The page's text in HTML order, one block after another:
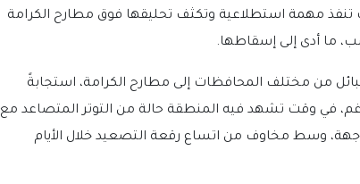
تنفذ مهمة استطلاعية وتكثف تحليقها فوق مطارح الكرامة
ما أدى إلى إسقاطها.
من مختلف المحافظات إلى مطارح الكرامة، استجابةً
في وقت تشهد فيه المنطقة حالة من التوتر المتصاعد مع
وسط مخاوف من اتساع رقعة التصعيد خلال الأيام